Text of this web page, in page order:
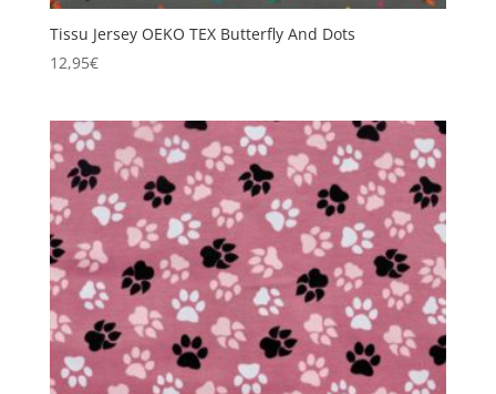
Tissu Jersey OEKO TEX Butterfly And Dots
12,95€